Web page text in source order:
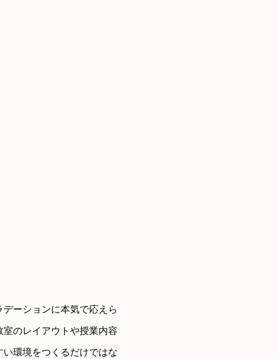
ーションに本気で応えら
のレイアウトや授業内容
環境をつくるだけではな